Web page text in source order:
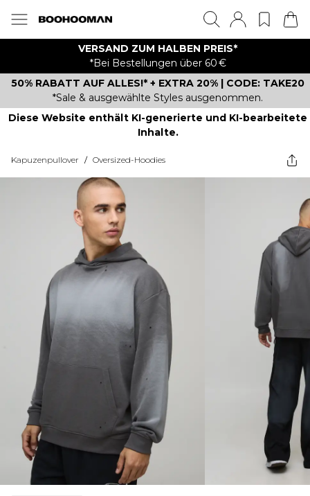
VERSAND ZUM HALBEN PREIS*
*Bei Bestellungen über 60 €
50% RABATT AUF ALLES!* + EXTRA 20% | CODE: TAKE20
*Sale & ausgewählte Styles ausgenommen.
Diese Website enthält KI-generierte und KI-bearbeitete
Inhalte.
Kapuzenpullover / Oversized-Hoodies